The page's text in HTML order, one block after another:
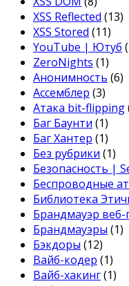
XSS Reflected (13)
XSS Stored (11)
YouTube | Ютуб
ZeroNights (1)
Анонимность (6)
Ассемблер (3)
Атака bit-flipping
Баг Баунти (1)
Баг Хантер (1)
Без рубрики (1)
Безопасность |
Беспроводные
Библиотека
Брандмауэр
Брандмауэры (1)
Бэкдоры (12)
Вайб-кодер (1)
Вайб-хакинг(1)